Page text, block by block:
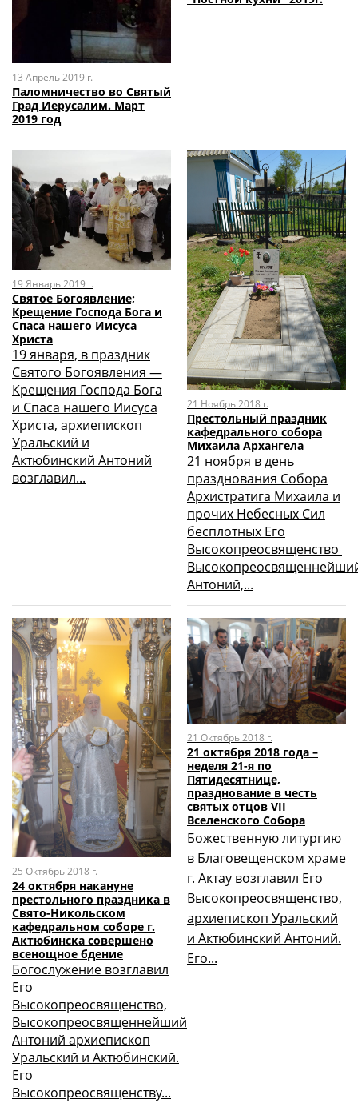
13 Апрель 2019 г.
Паломничество во Святый
Град Иерусалим. Март
2019 год
19 Январь 2019 г.
Святое Богоявление;
Крещение Господа Бога и
Спаса нашего Иисуса
Христа
19 января, в праздник
Святого Богоявления —
Крещения Господа Бога
и Спаса нашего Иисуса
Христа, архиепископ
Уральский и
Актюбинский Антоний
возглавил...
21 Ноябрь 2018 г.
Престольный праздник
кафедрального собора
Михаила Архангела
21 ноября в день
празднования Собора
Архистратига Михаила и
прочих Небесных Сил
бесплотных Его
Высокопреосвященство
Антоний,...
25 Октябрь 2018 г.
24 октября накануне
престольного праздника в
Свято-Никольском
кафедральном соборе г.
Актюбинска совершено
всенощное бдение
Богослужение возглавил
Его
Высокопреосвященство,
Высокопреосвященнейший
Антоний архиепископ
Уральский и Актюбинский.
Его
Высокопреосвященству...
21 Октябрь 2018 г.
21 октября 2018 года –
неделя 21-я по
Пятидесятнице,
празднование в честь
святых отцов VII
Вселенского Собора
Божественную литургию
в Благовещенском храме
г. Актау возглавил Его
Высокопреосвященство,
архиепископ Уральский
и Актюбинский Антоний.
Его...